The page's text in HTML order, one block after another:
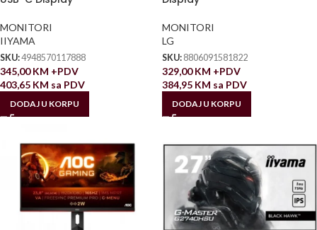
MONITORI
IIYAMA
SKU:4948570117888
345,00KM +PDV
403,65 KM sa PDV
DODAJ U KORPU
MONITORI
LG
SKU: 8806091581822
329,00KM +PDV
384,95 KM sa PDV
DODAJ U KORPU